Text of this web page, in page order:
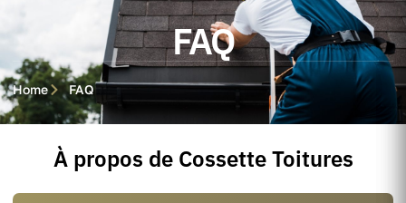
FAQ
Home FAQ
À propos de Cossette Toitures